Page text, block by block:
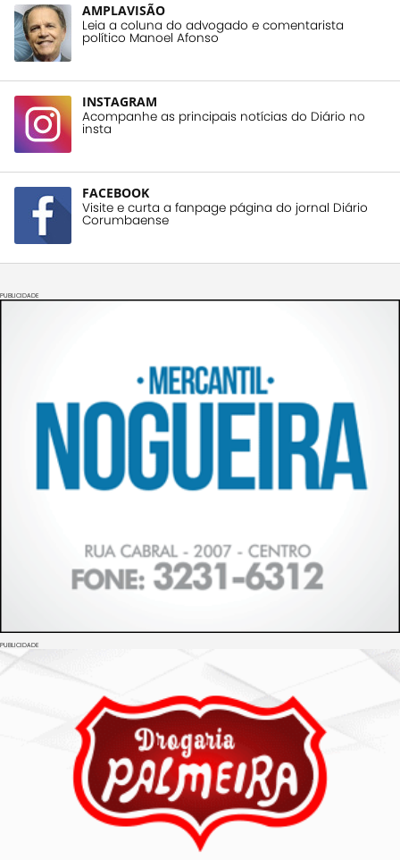
AMPLAVISÃO
Leia a coluna do advogado e comentarista
político Manoel Afonso
INSTAGRAM
Acompanhe as principais notícias do Diário no
insta
FACEBOOK
Visite e curta a fanpage página do jornal Diário
Corumbaense
PUBLICIDADE
PUBLICIDADE